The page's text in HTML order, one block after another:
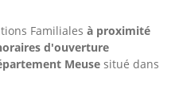
Familiales à proximité
d'ouverture
Meuse situé dans